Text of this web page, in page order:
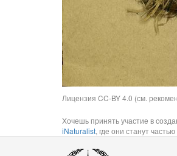
Лицензия CC-BY 4.0 (см.
Хочешь принять участие в
iNaturalist, где они станут